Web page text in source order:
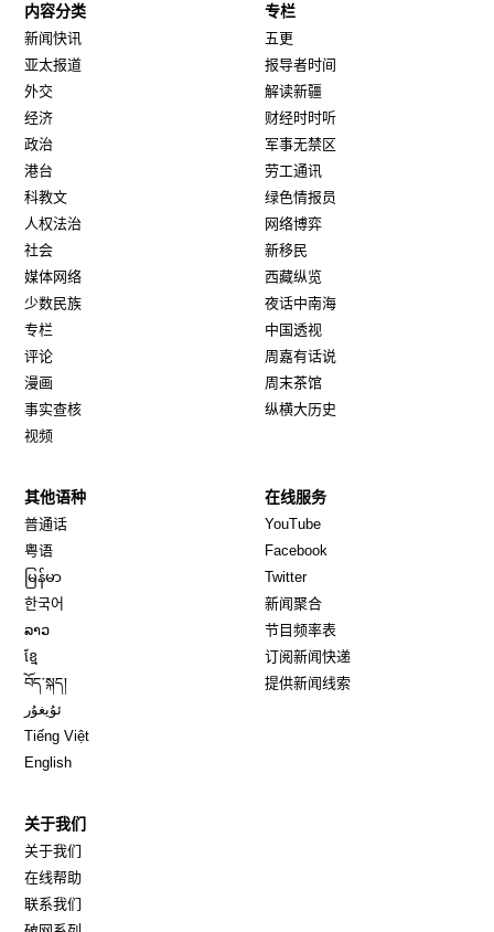
内容分类
新闻快讯
亚太报道
外交
经济
政治
港台
科教文
人权法治
社会
媒体网络
少数民族
专栏
评论
漫画
事实查核
视频
专栏
五更
报导者时间
解读新疆
财经时时听
军事无禁区
劳工通讯
绿色情报员
网络博弈
新移民
西藏纵览
夜话中南海
中国透视
周嘉有话说
周末茶馆
纵横大历史
其他语种
普通话
粤语
မြန်မာ
한국어
ລາວ
ខ្មែ
བོད་སྐད།
ئۇيغۇر
Tiếng Việt
English
在线服务
YouTube
Facebook
TwitterOpens in new window
新闻聚合
节目频率表
订阅新闻快递
提供新闻线索
关于我们
关于我们
在线帮助
联系我们